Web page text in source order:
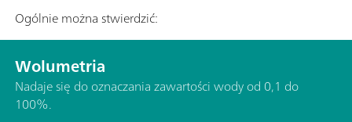
Ogólnie można stwierdzić:
Wolumetria
Nadaje się do oznaczania zawartości wody od 0,1 do
100%.